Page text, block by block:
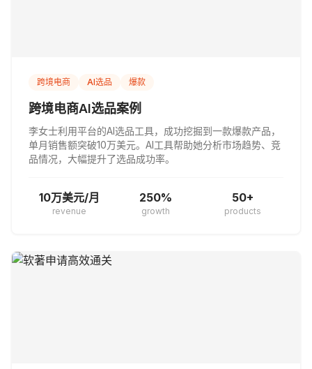
跨境电商 AI选品 爆款
跨境电商AI选品案例
李女士利用平台的AI选品工具，成功挖掘到一款爆款产品，
单月销售额突破10万美元。AI工具帮助她分析市场趋势、竞
品情况，大幅提升了选品成功率。
10万美元/月
revenue
250%
growth
50+
products